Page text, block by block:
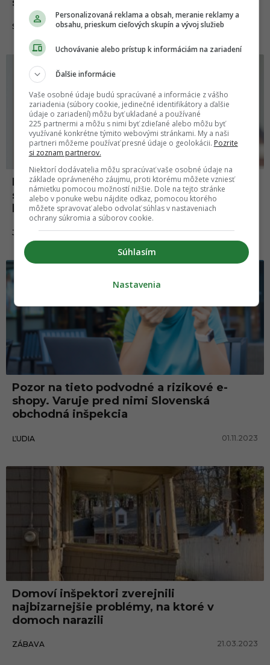
SLOVENSKO 26.11.2023
Pozor na mleté mäso so salmonelou. V
slovenských supermarketoch ho objavili
kontrolóri
JEDLO 20.11.2023
Pozor na tieto podvodné a rizikové e-
shopy. Varuje pred nimi Slovenská
obchodná inšpekcia
ĽUDIA 01.11.2023
Domoví inšpektori zverejnili
najbizarnejšie problémy, na ktoré v
domoch narazili
ZÁBAVA 21.03.2023
Personalizovaná reklama a obsah, meranie reklamy a
obsahu, prieskum cieľových skupín a vývoj služieb
Uchovávanie alebo prístup k informáciám na zariadení
Ďalšie informácie
Vaše osobné údaje budú spracúvané a informácie z vášho
zariadenia (súbory cookie, jedinečné identifikátory a ďalšie
údaje o zariadení) môžu byť ukladané a používané
225 partnermi a môžu s nimi byť zdieľané alebo môžu byť
využívané konkrétne týmito webovými stránkami. My a naši
partneri môžeme používať presné údaje o geolokácii. Pozrite
si zoznam partnerov.
Niektorí dodávatelia môžu spracúvať vaše osobné údaje na
základe oprávneného záujmu, proti ktorému môžete vzniesť
námietku pomocou možností nižšie. Dole na tejto stránke
alebo v ponuke webu nájdite odkaz, pomocou ktorého
môžete spravovať alebo odvolať súhlas v nastaveniach
ochrany súkromia a súborov cookie.
Súhlasím
Nastavenia